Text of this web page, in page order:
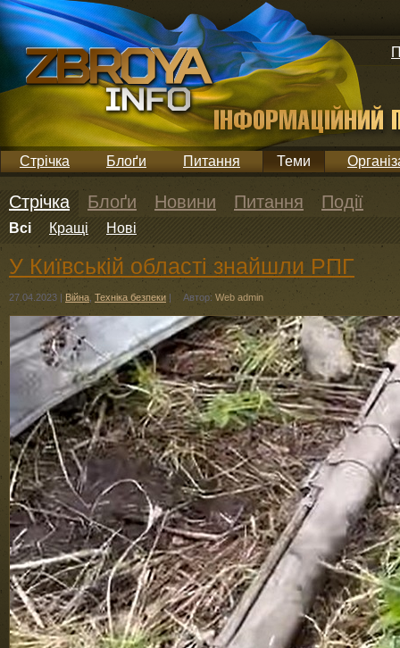
Стрічка Блоґи Питання Теми
Стрічка Блоґи Новини Питання Події
Всі Кращі Нові
У Київській області знайшли РПГ
27.04.2023 | Війна Техніка безпеки | Автор: Web admin